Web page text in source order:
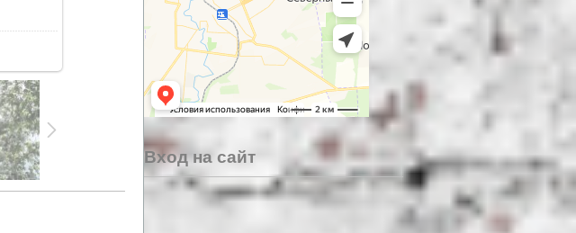
Вход на сайт